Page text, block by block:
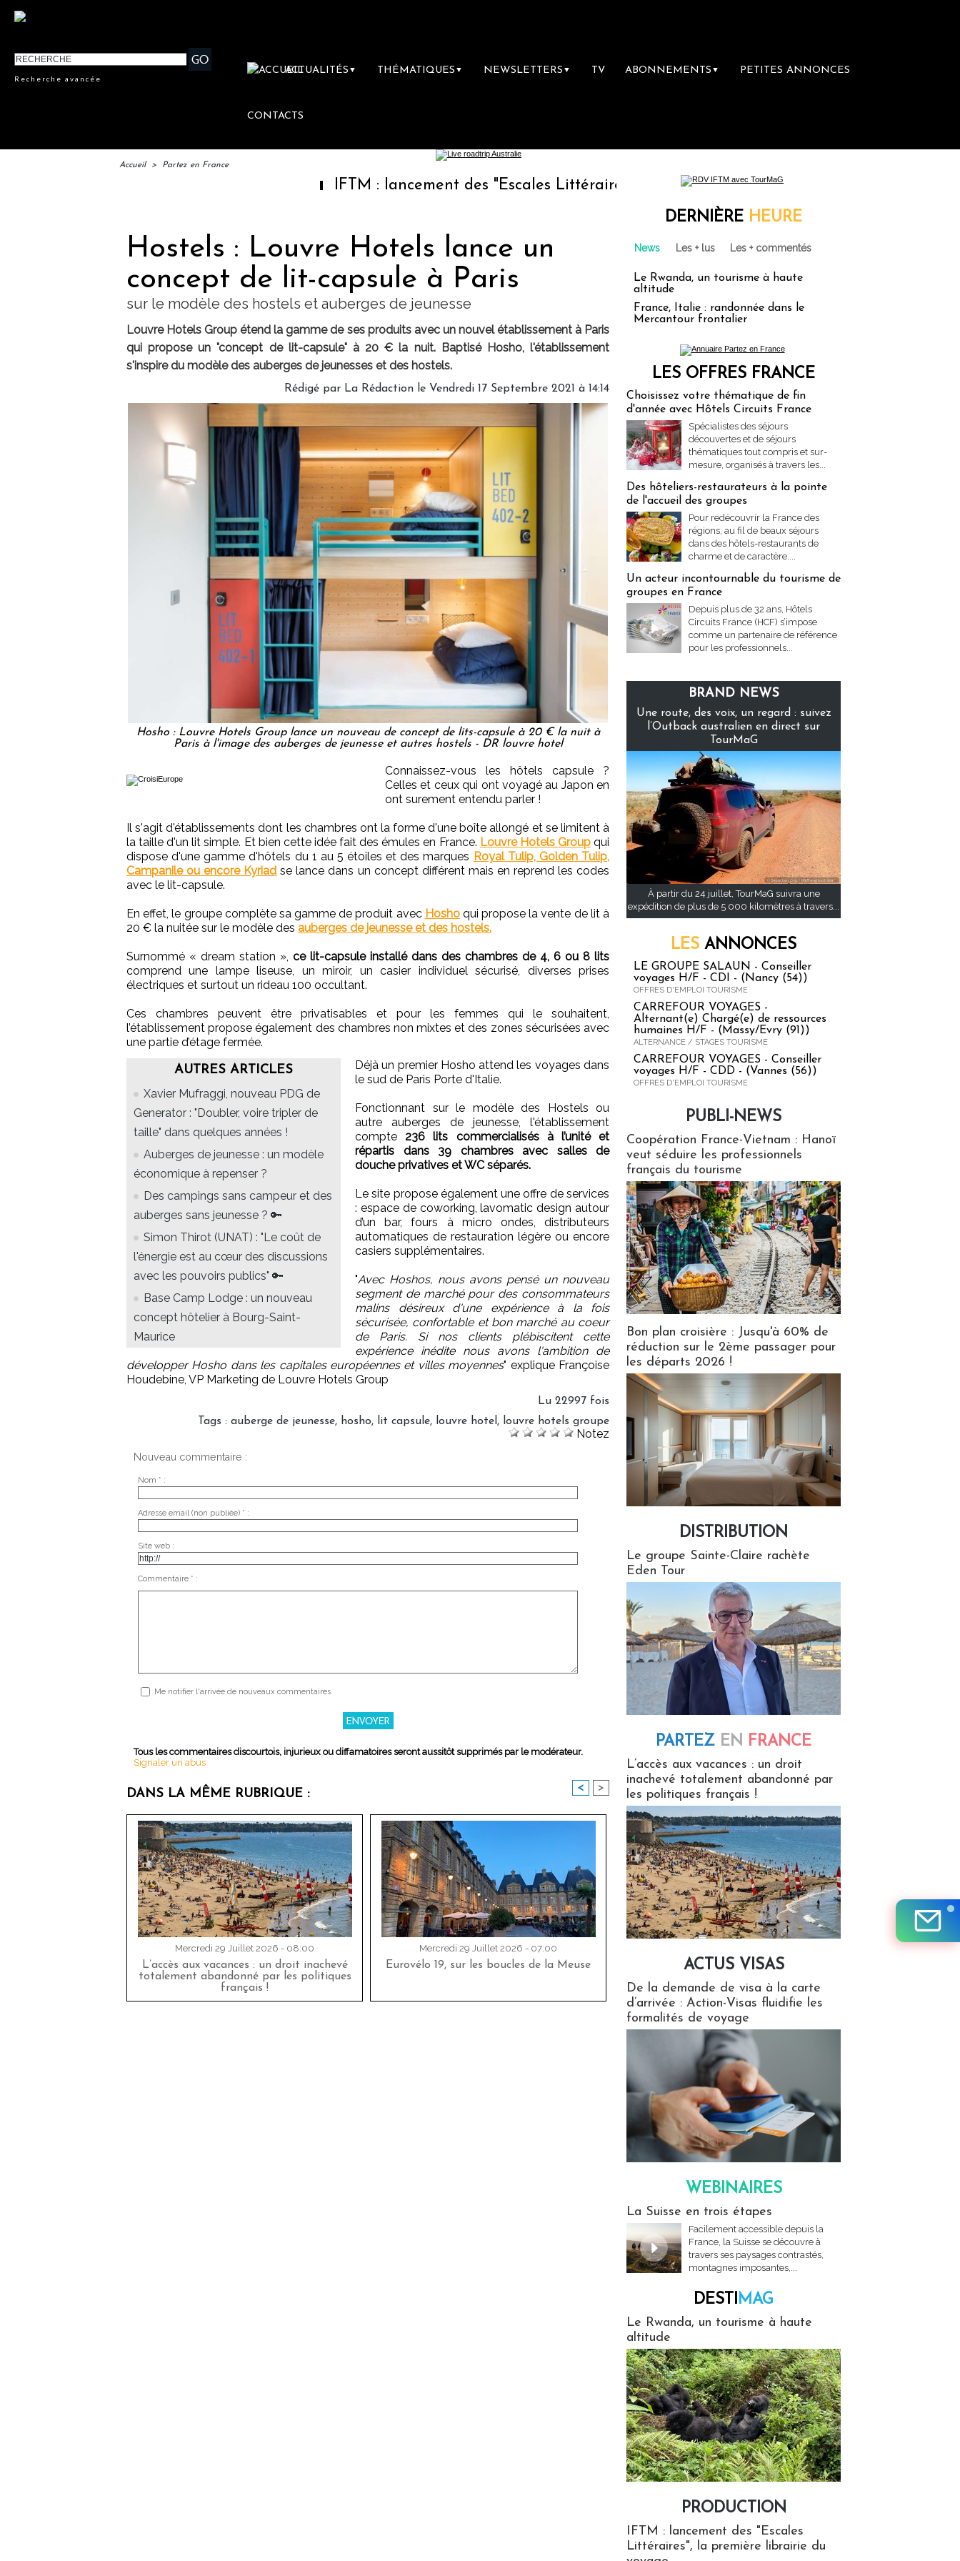
Recherche avancée
ACTUALITÉS ▼ THÉMATIQUES ▼ NEWSLETTERS ▼ TV ABONNEMENTS ▼ PETITES ANNONCES
CONTACTS
Accueil > Partez en France
IFTM : lancement des "Escales Littéraires", la première librairie du voyage
Hostels : Louvre Hotels lance un
concept de lit-capsule à Paris
sur le modèle des hostels et auberges de jeunesse
Louvre Hotels Group étend la gamme de ses produits avec un nouvel établissement à Paris
qui propose un "concept de lit-capsule" à 20 € la nuit. Baptisé Hosho, l'établissement
s'inspire du modèle des auberges de jeunesses et des hostels.
Rédigé par La Rédaction le Vendredi 17 Septembre 2021 à 14:14
Hosho : Louvre Hotels Group lance un nouveau de concept de lits-capsule à 20 € la nuit à
Paris à l'image des auberges de jeunesse et autres hostels - DR louvre hotel
Connaissez-vous les hôtels capsule ?
Celles et ceux qui ont voyagé au Japon en
ont surement entendu parler !
Il s'agit d'établissements dont les chambres ont la forme d'une boîte allongé et se limitent à
la taille d'un lit simple. Et bien cette idée fait des émules en France. Louvre Hotels Groupqui
dispose d'une gamme d'hôtels du 1 au 5 étoiles et des marques Royal Tulip, Golden Tulip,
Campanile ou encore Kyriad se lance dans un concept différent mais en reprend les codes
avec le lit-capsule.
En effet, le groupe complète sa gamme de produit avec Hoshoqui propose la vente de lit à
20 € la nuitée sur le modèle des auberges de jeunesse et des hostels.
Surnommé « dream station », ce lit-capsule installé dans des chambres de 4, 6 ou 8 lits
comprend une lampe liseuse, un miroir, un casier individuel sécurisé, diverses prises
électriques et surtout un rideau 100 occultant.
Ces chambres peuvent être privatisables et pour les femmes qui le souhaitent,
l’établissement propose également des chambres non mixtes et des zones sécurisées avec
une partie d’étage fermée.
AUTRES ARTICLES
Xavier Mufraggi, nouveau PDG de
Generator : "Doubler, voire tripler de
taille" dans quelques années !
Auberges de jeunesse : un modèle
économique à repenser ?
Des campings sans campeur et des
auberges sans jeunesse ? 🔑
Simon Thirot (UNAT) : "Le coût de
l'énergie est au cœur des discussions
avec les pouvoirs publics" 🔑
Base Camp Lodge : un nouveau
concept hôtelier à Bourg-Saint-
Maurice
Déjà un premier Hosho attend les voyages dans
le sud de Paris Porte d'Italie.
Fonctionnant sur le modèle des Hostels ou
autre auberges de jeunesse, l'établissement
compte 236 lits commercialisés à l’unité et
répartis dans 39 chambres avec salles de
douche privatives et WC séparés.
Le site propose également une offre de services
: espace de coworking, lavomatic design autour
d’un bar, fours à micro ondes, distributeurs
automatiques de restauration légère ou encore
casiers supplémentaires.
"Avec Hoshos, nous avons pensé un nouveau
segment de marché pour des consommateurs
malins désireux d'une expérience à la fois
sécurisée, confortable et bon marché au coeur
de Paris. Si nos clients plébiscitent cette
expérience inédite nous avons l'ambition de
développer Hosho dans les capitales européennes et villes moyennes" explique Françoise
Houdebine, VP Marketing de Louvre Hotels Group
Lu 22997 fois
Tags : auberge de jeunesse, hosho, lit capsule, louvre hotel , louvre hotels groupe
Notez
Nouveau commentaire :
Nom * :
Adresse email (non publiée) * :
Site web :
Commentaire * :
Me notifier l'arrivée de nouveaux commentaires
Tous les commentaires discourtois, injurieux ou diffamatoires seront aussitôt supprimés par le modérateur.
Signaler un abus
DANS LA MÊME RUBRIQUE : < >
Mercredi 29 Juillet 2026 - 08:00
L’accès aux vacances : un droit inachevé
totalement abandonné par les politiques
français !
Mercredi 29 Juillet 2026 - 07:00
Eurovélo 19, sur les boucles de la Meuse
DERNIÈRE HEURE
News Les + lus Les + commentés
Le Rwanda, un tourisme à haute
altitude
France, Italie : randonnée dans le
Mercantour frontalier
LES OFFRES FRANCE
Choisissez votre thématique de fin
d'année avec Hôtels Circuits France
Spécialistes des séjours
découvertes et de séjours
thématiques tout compris et sur-
mesure, organisés à travers les...
Des hôteliers-restaurateurs à la pointe
de l'accueil des groupes
Pour redécouvrir la France des
régions, au fil de beaux séjours
dans des hôtels-restaurants de
charme et de caractère....
Un acteur incontournable du tourisme de
groupes en France
Depuis plus de 32 ans, Hôtels
Circuits France (HCF) s’impose
comme un partenaire de référence
pour les professionnels...
BRAND NEWS
Une route, des voix, un regard : suivez
l’Outback australien en direct sur
TourMaG
À partir du 24 juillet, TourMaG suivra une
expédition de plus de 5 000 kilomètres à travers...
LES ANNONCES
LE GROUPE SALAUN - Conseiller
voyages H/F - CDI - (Nancy (54))
OFFRES D'EMPLOI TOURISME
CARREFOUR VOYAGES -
Alternant(e) Chargé(e) de ressources
humaines H/F - (Massy/Evry (91))
ALTERNANCE / STAGES TOURISME
CARREFOUR VOYAGES - Conseiller
voyages H/F - CDD - (Vannes (56))
OFFRES D'EMPLOI TOURISME
PUBLI-NEWS
Coopération France-Vietnam : Hanoï
veut séduire les professionnels
français du tourisme
Bon plan croisière : Jusqu'à 60% de
réduction sur le 2ème passager pour
les départs 2026 !
DISTRIBUTION
Le groupe Sainte-Claire rachète
Eden Tour
PARTEZ EN FRANCE
L’accès aux vacances : un droit
inachevé totalement abandonné par
les politiques français !
ACTUS VISAS
De la demande de visa à la carte
d’arrivée : Action-Visas fluidifie les
formalités de voyage
WEBINAIRES
La Suisse en trois étapes
Facilement accessible depuis la
France, la Suisse se découvre à
travers ses paysages contrastés,
montagnes imposantes,...
DESTIMAG
Le Rwanda, un tourisme à haute
altitude
PRODUCTION
IFTM : lancement des "Escales
Littéraires", la première librairie du